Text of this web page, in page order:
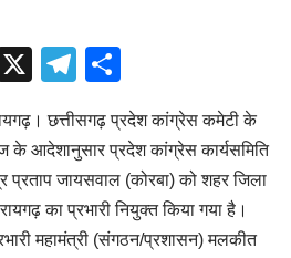
WhatsApp
X Telegram
छत्तीसगढ़ प्रदेश कांग्रेस कमेटी के
के आदेशानुसार प्रदेश कांग्रेस कार्यसमिति
जायसवाल (कोरबा) को शहर जिला
का प्रभारी नियुक्त किया गया है।
महामंत्री (संगठन/प्रशासन) मलकीत